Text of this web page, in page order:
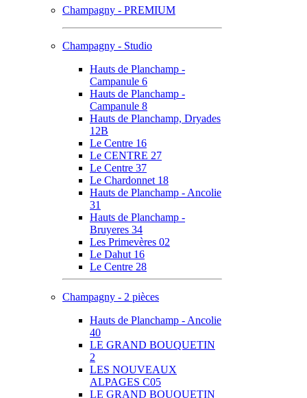
Champagny - PREMIUM
Champagny - Studio
Hauts de Planchamp -
Campanule 6
Hauts de Planchamp -
Campanule 8
Hauts de Planchamp, Dryades
12B
Le Centre 16
Le CENTRE 27
Le Centre 37
Le Chardonnet 18
Hauts de Planchamp - Ancolie
31
Hauts de Planchamp -
Bruyeres 34
Les Primevères 02
Le Dahut 16
Le Centre 28
Champagny - 2 pièces
Hauts de Planchamp - Ancolie
40
LE GRAND BOUQUETIN
2
LES NOUVEAUX
ALPAGES C05
LE GRAND BOUQUETIN